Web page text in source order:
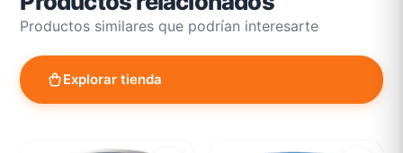
Productos similares que podrían interesarte
Explorar tienda